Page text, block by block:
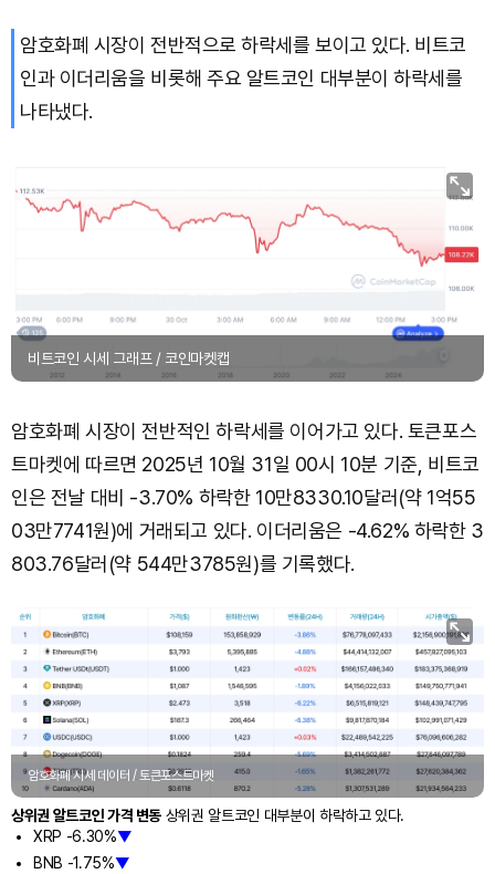
암호화폐 시장이 전반적으로 하락세를 보이고 있다. 비트코
인과 이더리움을 비롯해 주요 알트코인 대부분이 하락세를
나타냈다.
비트코인 시세 그래프 / 코인마켓캡
암호화폐 시장이 전반적인 하락세를 이어가고 있다. 토큰포스
트마켓에 따르면 2025년 10월 31일 00시 10분 기준, 비트코
인은 전날 대비 -3.70% 하락한 10만8330.10달러(약 1억55
03만7741원)에 거래되고 있다. 이더리움은 -4.62% 하락한 3
803.76달러(약 544만3785원)를 기록했다.
암호화폐 시세 데이터 / 토큰포스트마켓
상위권 알트코인 가격 변동 상위권 알트코인 대부분이 하락하고 있다.
XRP -6.30%▼
BNB -1.75%▼